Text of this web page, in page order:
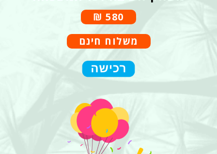
580 ₪
משלוח חינם